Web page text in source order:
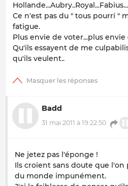
Hollande...Aubry..Royal...Fabius...
Ce n'est pas du " tous pourri "
fatigue.
Plus envie de voter...plus
Qu'ils essayent de me
qu'ils veulent..
Badd
31 mai 2011 à 19:22:50
Ne jetez pas l'éponge !
Ils croient sans doute que
du monde impunément.